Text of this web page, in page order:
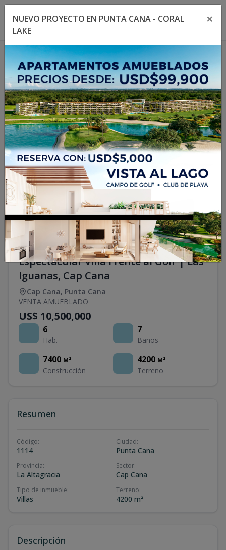
Toggle navigation menu
1/9
Espectacular Villa Frente al Golf | Las
Iguanas, Cap Cana
Cap Cana, Punta Cana
VENTA AMUEBLADO
US$ 10,500,000
6
Hab.
7
Baños
7400 M²
Construcción
4200 M²
Terreno
Resumen
Código:
1114
Ciudad:
Punta Cana
Provincia:
La Altagracia
Sector:
Cap Cana
Tipo de inmueble:
Villas
Terreno:
4200 m²
Descripción
NUEVO PROYECTO EN PUNTA CANA - CORAL
LAKE
×